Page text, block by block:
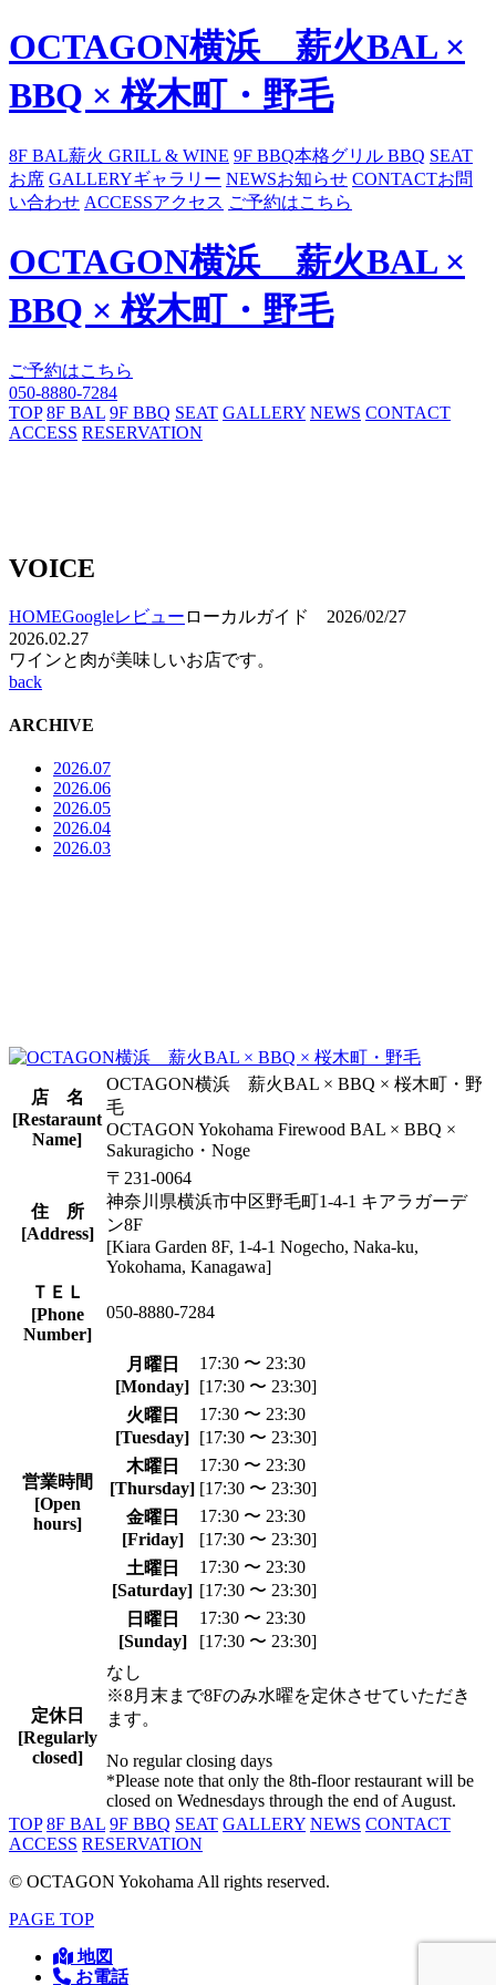
OCTAGON横浜 薪火BAL ×
BBQ × 桜木町・野毛
8F BAL薪火 GRILL & WINE 9F BBQ本格グリル BBQ SEAT
お席 GALLERYギャラリー NEWSお知らせ CONTACTお問
い合わせ ACCESSアクセス ご予約はこちら
OCTAGON横浜 薪火BAL ×
BBQ × 桜木町・野毛
ご予約はこちら
050-8880-7284
TOP 8F BAL 9F BBQ SEAT GALLERY NEWS CONTACT
ACCESS RESERVATION
VOICE
HOMEGoogleレビュー ローカルガイド 2026/02/27
2026.02.27
ワインと肉が美味しいお店です。
back
ARCHIVE
2026.07
2026.06
2026.05
2026.04
2026.03
店 名
[Restaraunt
Name]
OCTAGON横浜 薪火BAL × BBQ × 桜木町・野
毛
OCTAGON Yokohama Firewood BAL × BBQ ×
Sakuragicho・Noge
住 所
[Address]
〒231-0064
神奈川県横浜市中区野毛町1-4-1 キアラガーデ
ン8F
[Kiara Garden 8F, 1-4-1 Nogecho, Naka-ku,
Yokohama, Kanagawa]
ＴＥＬ
[Phone
Number]
050-8880-7284
営業時間
[Open
hours]
月曜日
[Monday]
17:30 〜 23:30
[17:30 〜 23:30]
火曜日
[Tuesday]
17:30 〜 23:30
[17:30 〜 23:30]
木曜日
[Thursday]
17:30 〜 23:30
[17:30 〜 23:30]
金曜日
[Friday]
17:30 〜 23:30
[17:30 〜 23:30]
土曜日
[Saturday]
17:30 〜 23:30
[17:30 〜 23:30]
日曜日
[Sunday]
17:30 〜 23:30
[17:30 〜 23:30]
定休日
[Regularly
closed]
なし
※8月末まで8Fのみ水曜を定休させていただき
ます。
No regular closing days
*Please note that only the 8th-floor restaurant will be
closed on Wednesdays through the end of August.
TOP 8F BAL 9F BBQ SEAT GALLERY NEWS CONTACT
ACCESS RESERVATION
© OCTAGON Yokohama All rights reserved.
PAGE TOP
地図
お電話